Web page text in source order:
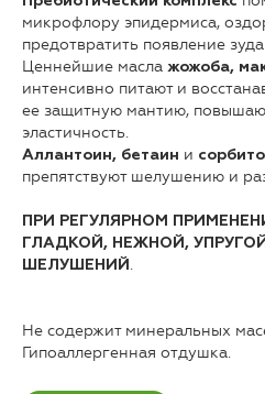
микрофлору эпидермиса,
предотвратить появление
Ценнейшие масла жожоба,
интенсивно питают и
ее защитную мантию,
эластичность.
Аллантоин, бетаин и
препятствуют шелушению и
ПРИ РЕГУЛЯРНОМ
ГЛАДКОЙ, НЕЖНОЙ,
ШЕЛУШЕНИЙ .
Не содержит минеральных
Гипоаллергенная отдушка.